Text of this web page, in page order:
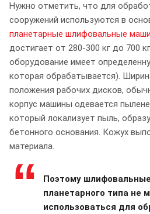
Нужно отметить, что для
сооружений используются в
планетарные шлифовальные
достигает от 280-300 кг до 700
оборудование имеет
которая обрабатывается).
положения рабочих дисков,
корпус машины одевается
который локализует пыль,
бетонного основания. Кожух
материала.
Поэтому
планетарного типа не
использоваться для